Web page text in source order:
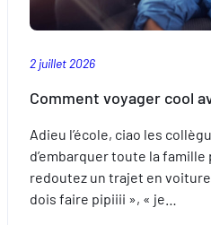
2 juillet 2026
Comment voyager cool
Adieu l’école, ciao les
d’embarquer toute la famille
redoutez un trajet en voiture
dois faire pipiiii », « je…